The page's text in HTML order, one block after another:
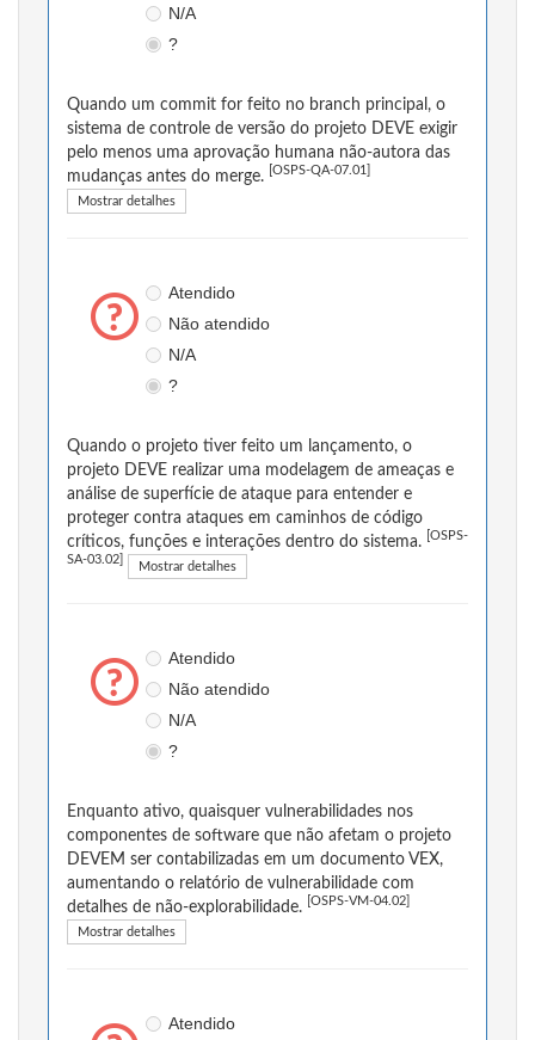
N/A
?
Quando um commit for feito no branch principal, o
sistema de controle de versão do projeto DEVE exigir
pelo menos uma aprovação humana não-autora das
mudanças antes do merge.
[OSPS-QA-07.01]
Mostrar detalhes
Atendido
Não atendido
N/A
?
Quando o projeto tiver feito um lançamento, o
projeto DEVE realizar uma modelagem de ameaças e
análise de superfície de ataque para entender e
proteger contra ataques em caminhos de código
críticos, funções e interações dentro do sistema.
[OSPS-
SA-03.02] Mostrar detalhes
Atendido
Não atendido
N/A
?
Enquanto ativo, quaisquer vulnerabilidades nos
componentes de software que não afetam o projeto
DEVEM ser contabilizadas em um documento VEX,
aumentando o relatório de vulnerabilidade com
detalhes de não-explorabilidade.
[OSPS-VM-04.02]
Mostrar detalhes
Atendido